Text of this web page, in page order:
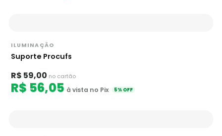
ILUMINAÇÃO
Suporte Procufs
R$ 59,00 no cartão
R$ 56,05 à vista no Pix 5% OFF